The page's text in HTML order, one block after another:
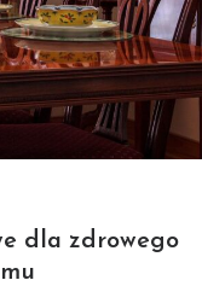
dla zdrowego